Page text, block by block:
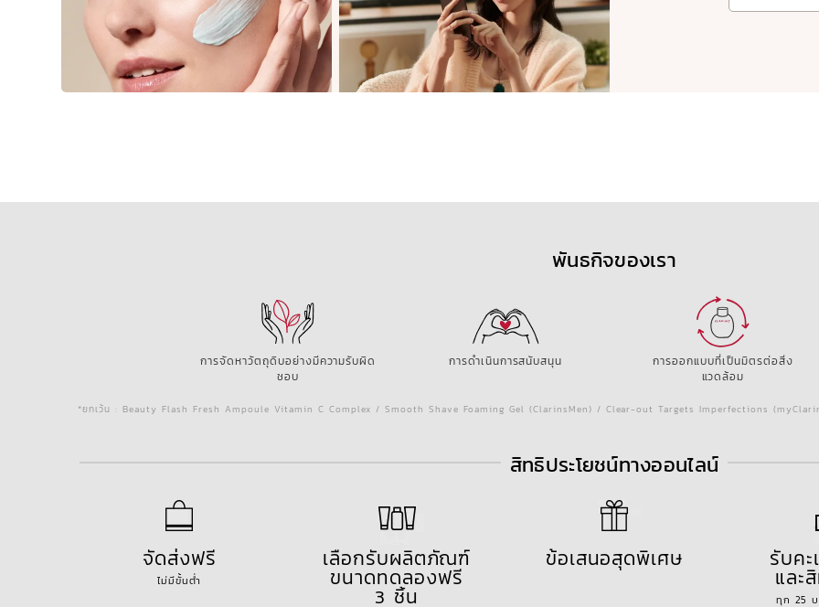
พันธกิจของเรา
การจัดหาวัตถุดิบอย่างมีความรับผิด
ชอบ
การดำเนินการสนับสนุน
การออกแบบที่เป็นมิตรต่อสิ่ง
แวดล้อม
*ยกเว้น : Beauty Flash Fresh Ampoule Vitamin C Complex / Smooth Shave Foaming Gel (ClarinsMen) / Clear-out Targets Imperfections
สิทธิประโยชน์ทางออนไลน์
จัดส่งฟรี
ไม่มีขั้นต่ำ
เลือกรับผลิตภัณฑ์
ขนาดทดลองฟรี
3 ชิ้น
ข้อเสนอสุดพิเศษ รับค
และ
ทุก 25 บ